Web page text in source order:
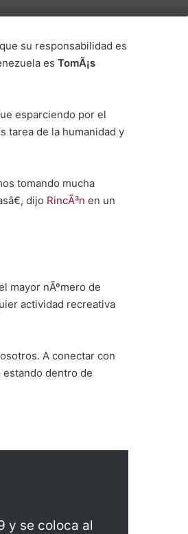
su responsabilidad es
es TomÃ¡s
esparciendo por el
tarea de la humanidad y
tomando mucha
dijo RincÃ³n en un
mayor nÃºmero de
actividad recreativa
A conectar con
dentro de
y se coloca al